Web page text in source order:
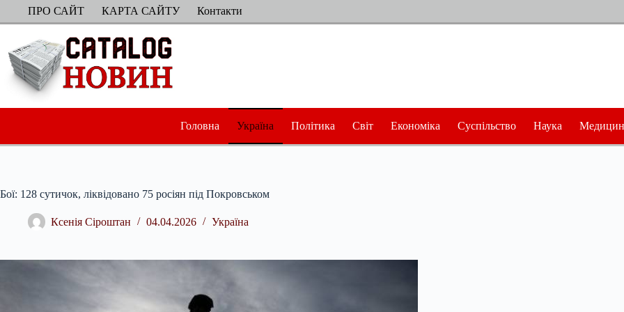
ПерейтиПРО САЙТ КАРТА САЙТУ Контакти
Головна Україна Політика Світ Економіка Суспільство Наука
Бої: 128 сутичок, ліквідовано 75 росіян під Покровськом
Ксенія Сіроштан 04.04.2026 Україна